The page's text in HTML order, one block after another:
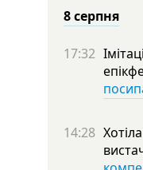
8 серпня
17:32
14:28